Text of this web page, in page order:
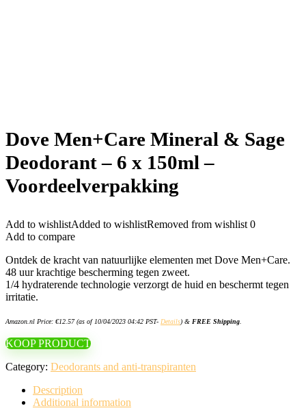
Dove Men+Care Mineral & Sage
Deodorant – 6 x 150ml –
Voordeelverpakking
Add to wishlistAdded to wishlistRemoved from wishlist 0
Add to compare
Ontdek de kracht van natuurlijke elementen met Dove Men+Care.
48 uur krachtige bescherming tegen zweet.
1/4 hydraterende technologie verzorgt de huid en beschermt tegen
irritatie.
Amazon.nl Price: €12.57(as of 10/04/2023 04:42 PST- Details) & FREE Shipping
KOOP PRODUCT
Category: Deodorants and anti-transpiranten
Description
Additional information